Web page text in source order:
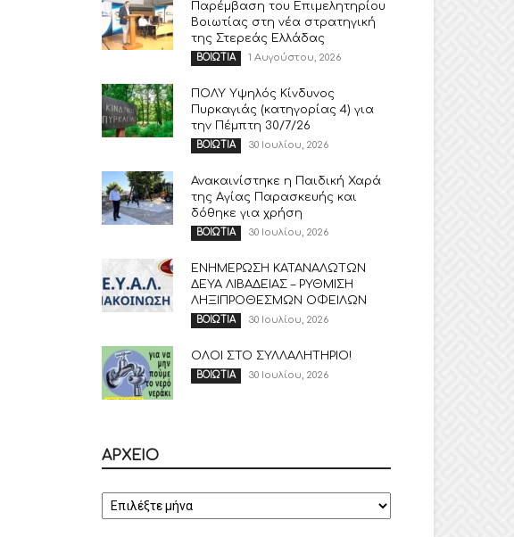
Παρέμβαση του Επιμελητηρίου
Βοιωτίας στη νέα στρατηγική
της Στερεάς Ελλάδας
ΒΟΙΩΤΙΑ 1 Αυγούστου, 2026
ΠΟΛΥ Υψηλός Κίνδυνος
Πυρκαγιάς (κατηγορίας 4) για
την Πέμπτη 30/7/26
ΒΟΙΩΤΙΑ 30 Ιουλίου, 2026
Ανακαινίστηκε η Παιδική Χαρά
της Αγίας Παρασκευής και
δόθηκε για χρήση
ΒΟΙΩΤΙΑ 30 Ιουλίου, 2026
ΕΝΗΜΕΡΩΣΗ ΚΑΤΑΝΑΛΩΤΩΝ
ΔΕΥΑ ΛΙΒΑΔΕΙΑΣ – ΡΥΘΜΙΣΗ
ΛΗΞΙΠΡΟΘΕΣΜΩΝ ΟΦΕΙΛΩΝ
ΒΟΙΩΤΙΑ 30 Ιουλίου, 2026
ΟΛΟΙ ΣΤΟ ΣΥΛΛΑΛΗΤΗΡΙΟ!
ΒΟΙΩΤΙΑ 30 Ιουλίου, 2026
ΑΡΧΕΙΟ